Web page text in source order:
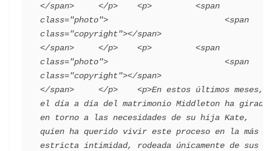
</span>     </p>    <p>         <span
class="photo">                        <span
class="copyright"></span>
</span>     </p>    <p>         <span
class="photo">                        <span
class="copyright"></span>
</span>     </p>    <p>En estos últimos meses,
el día a día del matrimonio Middleton ha girado
en torno a las necesidades de su hija Kate,
quien ha querido vivir este proceso en la más
estricta intimidad, rodeada únicamente de sus